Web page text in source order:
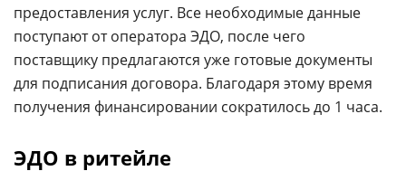
предоставления услуг. Все необходимые данные
поступают от оператора ЭДО, после чего
поставщику предлагаются уже готовые документы
для подписания договора. Благодаря этому время
получения финансировании сократилось до 1 часа.
ЭДО в ритейле